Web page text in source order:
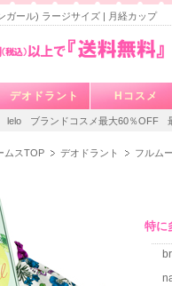
ガール) ラージサイズ | 月経カップ
デオドラント Hコスメ
lelo ブランドコスメ最大60％OFF
ムスTOP デオドラント フルム
特に